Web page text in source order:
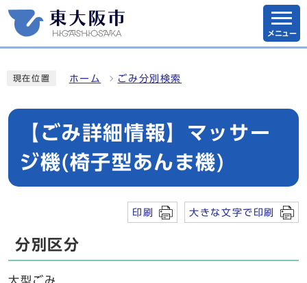
メニュー
現在位置 ホーム ごみ分別検索
【ごみ詳細情報】マッサー
ジ機(椅子型あんま機)
印刷 大きな文字で印刷
分別区分
大型ごみ